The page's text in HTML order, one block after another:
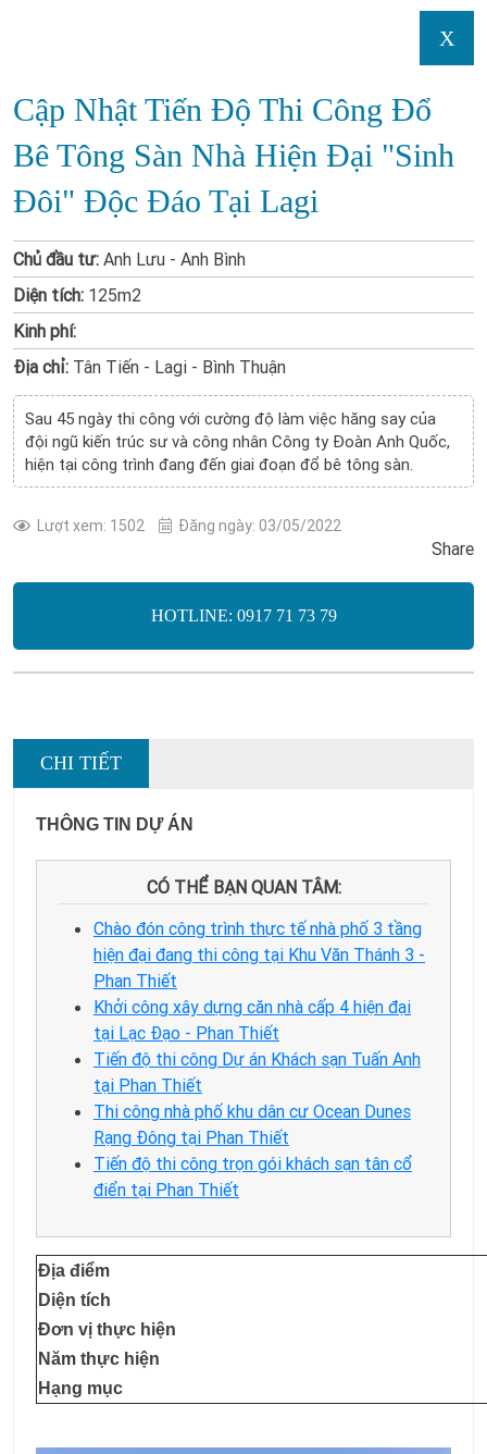
X
Cập Nhật Tiến Độ Thi Công Đổ
Bê Tông Sàn Nhà Hiện Đại "sinh
Đôi" Độc Đáo Tại Lagi
Chủ đầu tư: Anh Lưu - Anh Bình
Diện tích: 125m2
Kinh phí:
Địa chỉ: Tân Tiến - Lagi - Bình Thuận
Sau 45 ngày thi công với cường độ làm việc hăng say của
đội ngũ kiến trúc sư và công nhân Công ty Đoàn Anh Quốc,
hiện tại công trình đang đến giai đoạn đổ bê tông sàn.
Lượt xem: 1502 Đăng ngày: 03/05/2022
Share
HOTLINE: 0917 71 73 79
CHI TIẾT
THÔNG TIN DỰ ÁN
CÓ THỂ BẠN QUAN TÂM:
Chào đón công trình thực tế nhà phố 3 tầng
hiện đại đang thi công tại Khu Văn Thánh 3 -
Phan Thiết
Khởi công xây dựng căn nhà cấp 4 hiện đại
tại Lạc Đạo - Phan Thiết
Tiến độ thi công Dự án Khách sạn Tuấn Anh
tại Phan Thiết
Thi công nhà phố khu dân cư Ocean Dunes
Rạng Đông tại Phan Thiết
Tiến độ thi công trọn gói khách sạn tân cổ
điển tại Phan Thiết
Địa điểm
Diện tích
Đơn vị thực hiện
Năm thực hiện
Hạng mục